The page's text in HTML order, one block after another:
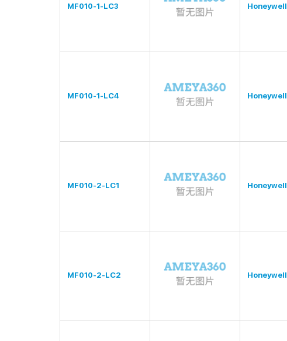
MF010-1-LC3 Honeywell
MF010-1-LC4 Honeywell
MF010-2-LC1 Honeywell
MF010-2-LC2 Honeywell